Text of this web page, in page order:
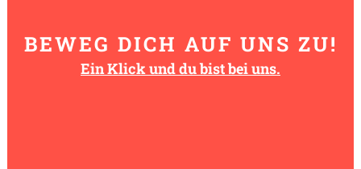
BEWEG DICH AUF UNS ZU!
Ein Klick und du bist bei uns.